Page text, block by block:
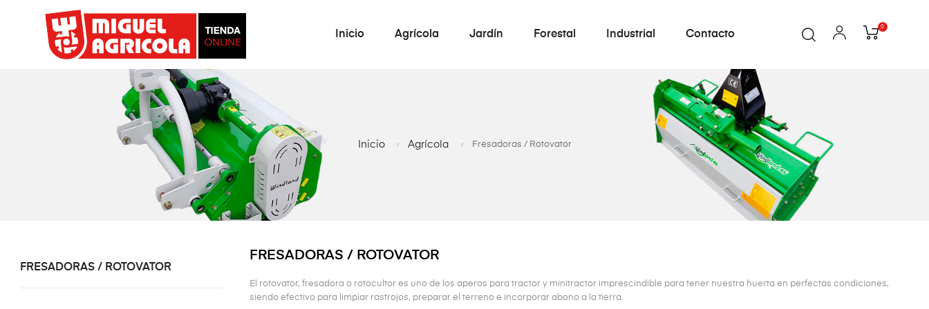
Inicio Agrícola Jardín Forestal Industrial Contacto
0
Inicio Agrícola Fresadoras / Rotovator
FRESADORAS / ROTOVATOR
FRESADORAS / ROTOVATOR
El rotovator, fresadora o rotocultor es uno de los aperos para tractor y minitractor imprescindible para tener nuestra huerta en perfectas condiciones,
siendo efectivo para limpiar rastrojos, preparar el terreno e incorporar abono a la tierra.